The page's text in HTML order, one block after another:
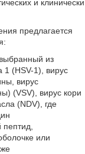
и клинически
предлагается
из
1 (HSV-1), вирус
вирус
(VSV), вирус кори
(NDV), где
или